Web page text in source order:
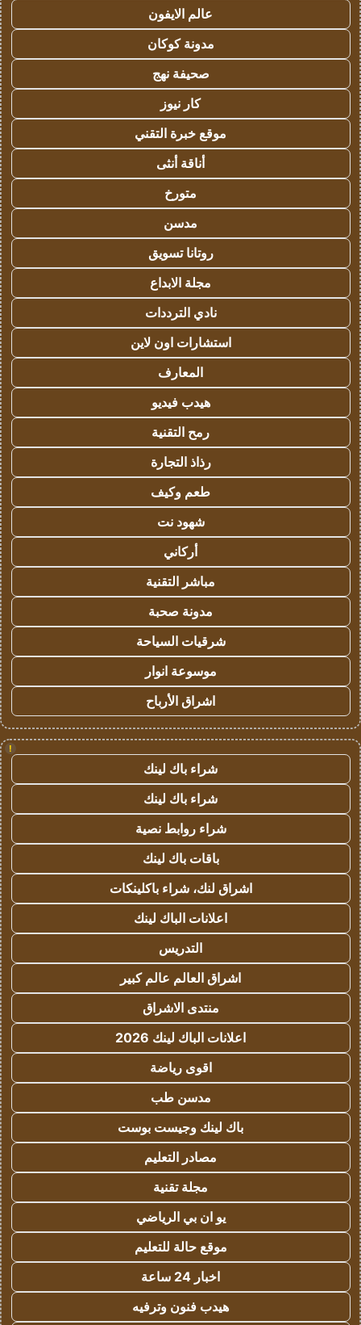
عالم الايفون
مدونة كوكان
صحيفة نهج
كار نيوز
موقع خبرة التقني
أناقة أنثى
متورخ
مدسن
روتانا تسويق
مجلة الابداع
نادي الترددات
استشارات اون لاين
المعارف
هيدب فيديو
رمح التقنية
رذاذ التجارة
طعم وكيف
شهود نت
أركاني
مباشر التقنية
مدونة صحبة
شرقيات السياحة
موسوعة انوار
اشراق الأرباح
!
شراء باك لينك
شراء باك لينك
شراء روابط نصية
باقات باك لينك
اشراق لنك، شراء باكلينكات
اعلانات الباك لينك
التدريس
اشراق العالم عالم كبير
منتدى الاشراق
اعلانات الباك لينك 2026
اقوى رياضة
مدسن طب
باك لينك وجيست بوست
مصادر التعليم
مجلة تقنية
يو ان بي الرياضي
موقع حالة للتعليم
اخبار 24 ساعة
هيدب فنون وترفيه